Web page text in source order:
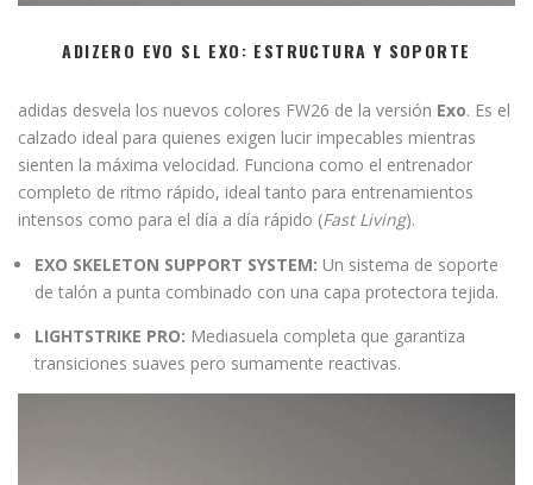
ADIZERO EVO SL EXO: ESTRUCTURA Y SOPORTE
adidas desvela los nuevos colores FW26 de la versión Exo. Es el
calzado ideal para quienes exigen lucir impecables mientras
sienten la máxima velocidad. Funciona como el entrenador
completo de ritmo rápido, ideal tanto para entrenamientos
intensos como para el día a día rápido (Fast Living).
EXO SKELETON SUPPORT SYSTEM: Un sistema de soporte
de talón a punta combinado con una capa protectora tejida.
LIGHTSTRIKE PRO: Mediasuela completa que garantiza
transiciones suaves pero sumamente reactivas.